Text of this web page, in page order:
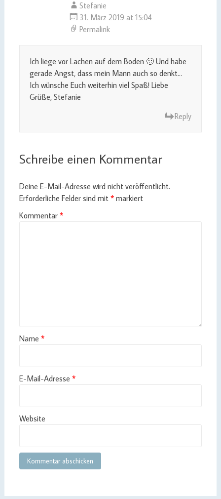
Stefanie
31. März 2019 at 15:04
Permalink
Ich liege vor Lachen auf dem Boden 🙂 Und habe
gerade Angst, dass mein Mann auch so denkt…
Ich wünsche Euch weiterhin viel Spaß! Liebe
Grüße, Stefanie
Reply
Schreibe einen Kommentar
Deine E-Mail-Adresse wird nicht veröffentlicht.
Erforderliche Felder sind mit *markiert
Kommentar *
Name *
E-Mail-Adresse *
Website